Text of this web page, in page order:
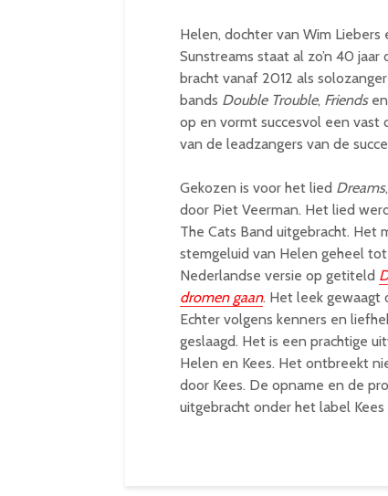
Helen, dochter van Wim
Sunstreams staat al zo’n 40
bracht vanaf 2012 als
bands Double Trouble, Friends en
op en vormt succesvol een vast
van de leadzangers van de
Gekozen is voor het lied Dreams
door Piet Veerman. Het lied
The Cats Band uitgebracht. Het
stemgeluid van Helen geheel
Nederlandse versie op getiteld
dromen gaan. Het leek gewaagt
Echter volgens kenners en
geslaagd. Het is een prachtige
Helen en Kees. Het ontbreekt
door Kees. De opname en de
uitgebracht onder het label